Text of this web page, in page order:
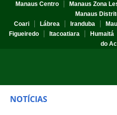
Manaus Centro Manaus Zona
Manaus
Coari
Lábrea Iranduba
Figueiredo
Itacoatiara Humaitá
do
NOTÍCIAS